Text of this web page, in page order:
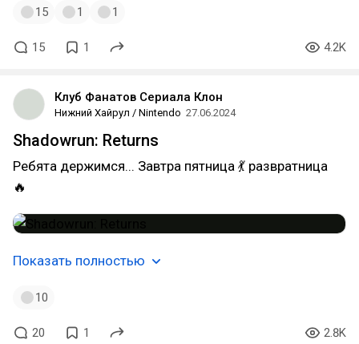
15 1 1
15 1 4.2K
Клуб Фанатов Сериала Клон
Нижний Хайрул / Nintendo 27.06.2024
Shadowrun: Returns
Ребята держимся... Завтра пятница 💃 развратница
🔥
Показать полностью
10
20 1 2.8K